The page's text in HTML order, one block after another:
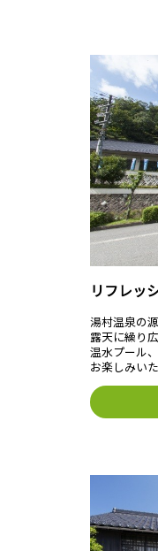
リフレッ
湯村温泉の
露天に繰り
温水プール
お楽しみい